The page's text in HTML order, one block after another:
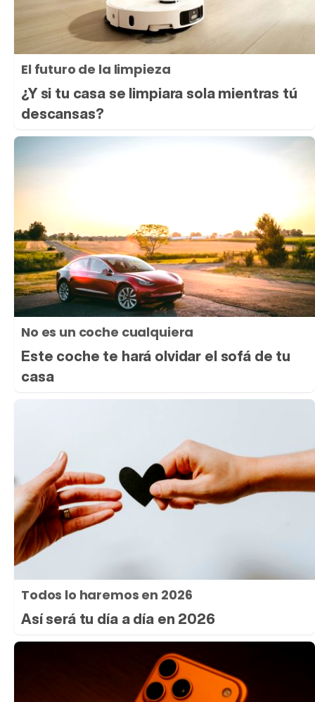
El futuro de la limpieza
¿Y si tu casa se limpiara sola mientras tú
descansas?
No es un coche cualquiera
Este coche te hará olvidar el sofá de tu
casa
Todos lo haremos en 2026
Así será tu día a día en 2026